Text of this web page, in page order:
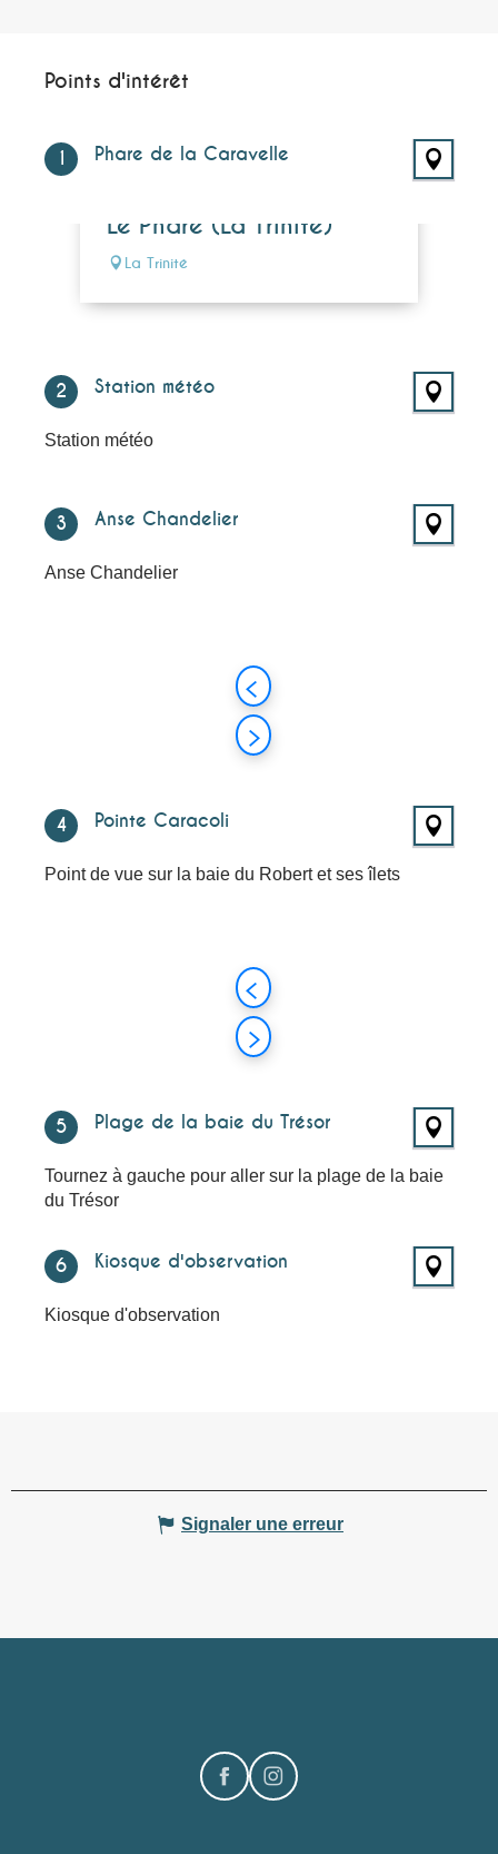
Points d'intérêt
1 Phare de la Caravelle
Le Phare (La Trinité)
La Trinité
2 Station météo
Station météo
3 Anse Chandelier
Anse Chandelier
4 Pointe Caracoli
Point de vue sur la baie du Robert et ses îlets
5 Plage de la baie du Trésor
Tournez à gauche pour aller sur la plage de la baie
du Trésor
6 Kiosque d'observation
Kiosque d'observation
Signaler une erreur